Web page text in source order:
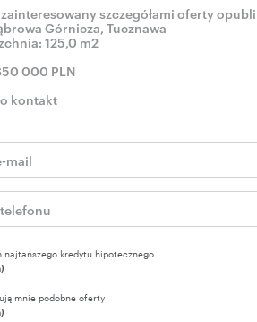
zdjęcia, teksty oraz filmy są
zgody jest naruszeniem praw
najtańszego kredytu hipotecznego
mnie podobne oferty